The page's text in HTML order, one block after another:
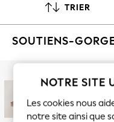
All Swimwear
Beach Dresses
Flip Flops
Sliders
Jumpsuits &
Linen
Sandals
TRIER
SOUTIENS-
NOTRE SITE
Les cookies nous
notre site ainsi que